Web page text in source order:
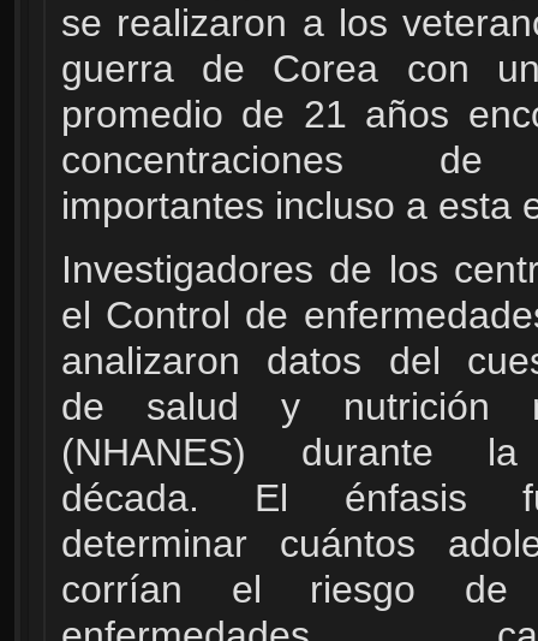
se realizaron a los
guerra de Corea con
promedio de 21 años
concentraciones
importantes incluso a esta
Investigadores de los
el Control de
analizaron datos del
de salud y nutrición
(NHANES) durante
década. El énfasis
determinar cuántos
corrían el riesgo de